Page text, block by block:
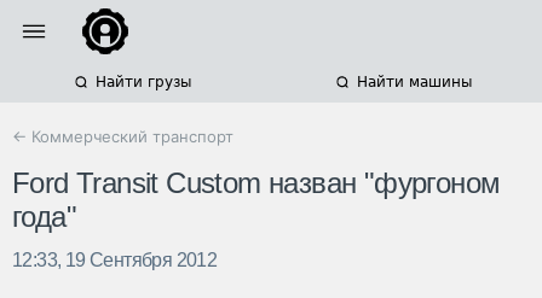
Найти грузы Найти машины
← Коммерческий транспорт
Ford Transit Custom назван "фургоном
года"
12:33, 19 Сентября 2012